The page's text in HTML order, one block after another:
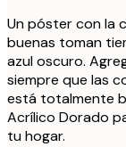
Un póster con la
buenas toman
azul oscuro.
siempre que las
está totalmente
Acrílico Dorado
tu hogar.